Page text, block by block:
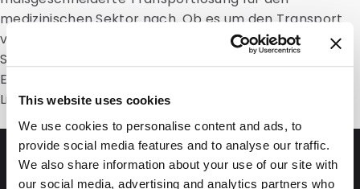
This website uses cookies
We use cookies to personalise content and ads, to
provide social media features and to analyse our traffic.
We also share information about your use of our site with
our social media, advertising and analytics partners who
medizinischen Sektor nach. Ob es um den Transport
von Medikamenten, Geräten oder biologischen
Stoffen geht – bei DaklaPack setzen wir unsere
Expertise gerne ein, um eine sichere und zuverlässige
Lieferung zu unterstützen.
Fragen und Antworten